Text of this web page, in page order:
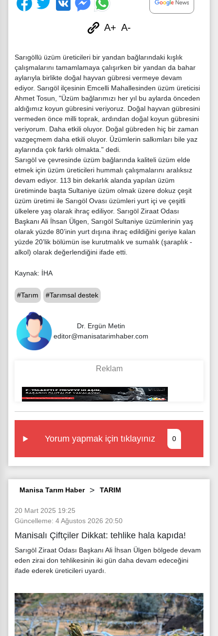
A+ A-
Sarıgöllü üzüm üreticileri bir yandan bağlarındaki kışlık
çalışmalarını tamamlamaya çalışırken bir yandan da bahar
aylarıyla birlikte doğal hayvan gübresi vermeye devam
ediyor. Sarıgöl ilçesinin Emcelli Mahallesinden üzüm üreticisi
Ahmet Tosun, "Üzüm bağlarımızı her yıl bu aylarda önceden
aldığımız koyun gübresini veriyoruz. Doğal hayvan gübresini
vermeden önce milli toprak, ardından doğal koyun gübresini
veriyorum. Daha etkili oluyor. Doğal gübreden hiç bir zaman
vazgeçmem daha etkili oluyor. Üzümlerin salkımları bile yaz
aylarında çok farklı olmakta." dedi.
Sarıgöl ve çevresinde üzüm bağlarında kaliteli üzüm elde
etmek için üzüm üreticileri hummalı çalışmalarını aralıksız
devam ediyor. 113 bin dekarlık alanda yapılan üzüm
üretiminde başta Sultaniye üzüm olmak üzere dokuz çeşit
üzüm üretimi ile Sarıgöl Ovası üzümleri yurt içi ve çeşitli
ülkelere yaş olarak ihraç ediliyor. Sarıgöl Ziraat Odası
Başkanı Ali İhsan Ülgen, Sarıgöl Sultaniye üzümlerinin yaş
olarak yüzde 80’inin yurt dışına ihraç edildiğini geriye kalan
yüzde 20’lik bölümün ise kurutmalık ve sumalık (şaraplık -
alkol) olarak değerlendiğini ifade etti.
Kaynak: İHA
#Tarım #Tarımsal destek
Dr. Ergün Metin
editor@manisatarimhaber.com
Yorum yapmak için tıklayınız 0
Manisa Tarım Haber TARIM
20 Mart 2025 19:25
Güncelleme: 4 Ağustos 2026 20:50
Manisalı Çiftçiler Dikkat: tehlike hala kapıda!
Sarıgöl Ziraat Odası Başkanı Ali İhsan Ülgen bölgede devam
eden zirai don tehlikesinin iki gün daha devam edeceğini
ifade ederek üreticileri uyardı.